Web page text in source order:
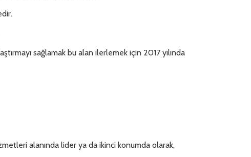
sağlamak bu alan ilerlemek için 2017 yılında
alanında lider ya da ikinci konumda olarak,